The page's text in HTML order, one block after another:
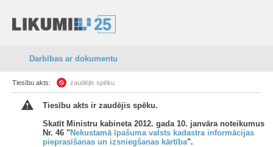
Darbības ar dokumentu
Tiesību akts: zaudējis spēku
Tiesību akts ir zaudējis spēku.
Skatīt Ministru kabineta 2012. gada 10. janvāra noteikumus
Nr. 46 "Nekustamā īpašuma valsts kadastra informācijas
pieprasīšanas un izsniegšanas kārtība".